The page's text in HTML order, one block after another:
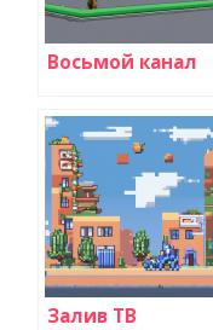
Восьмой канал
Залив ТВ